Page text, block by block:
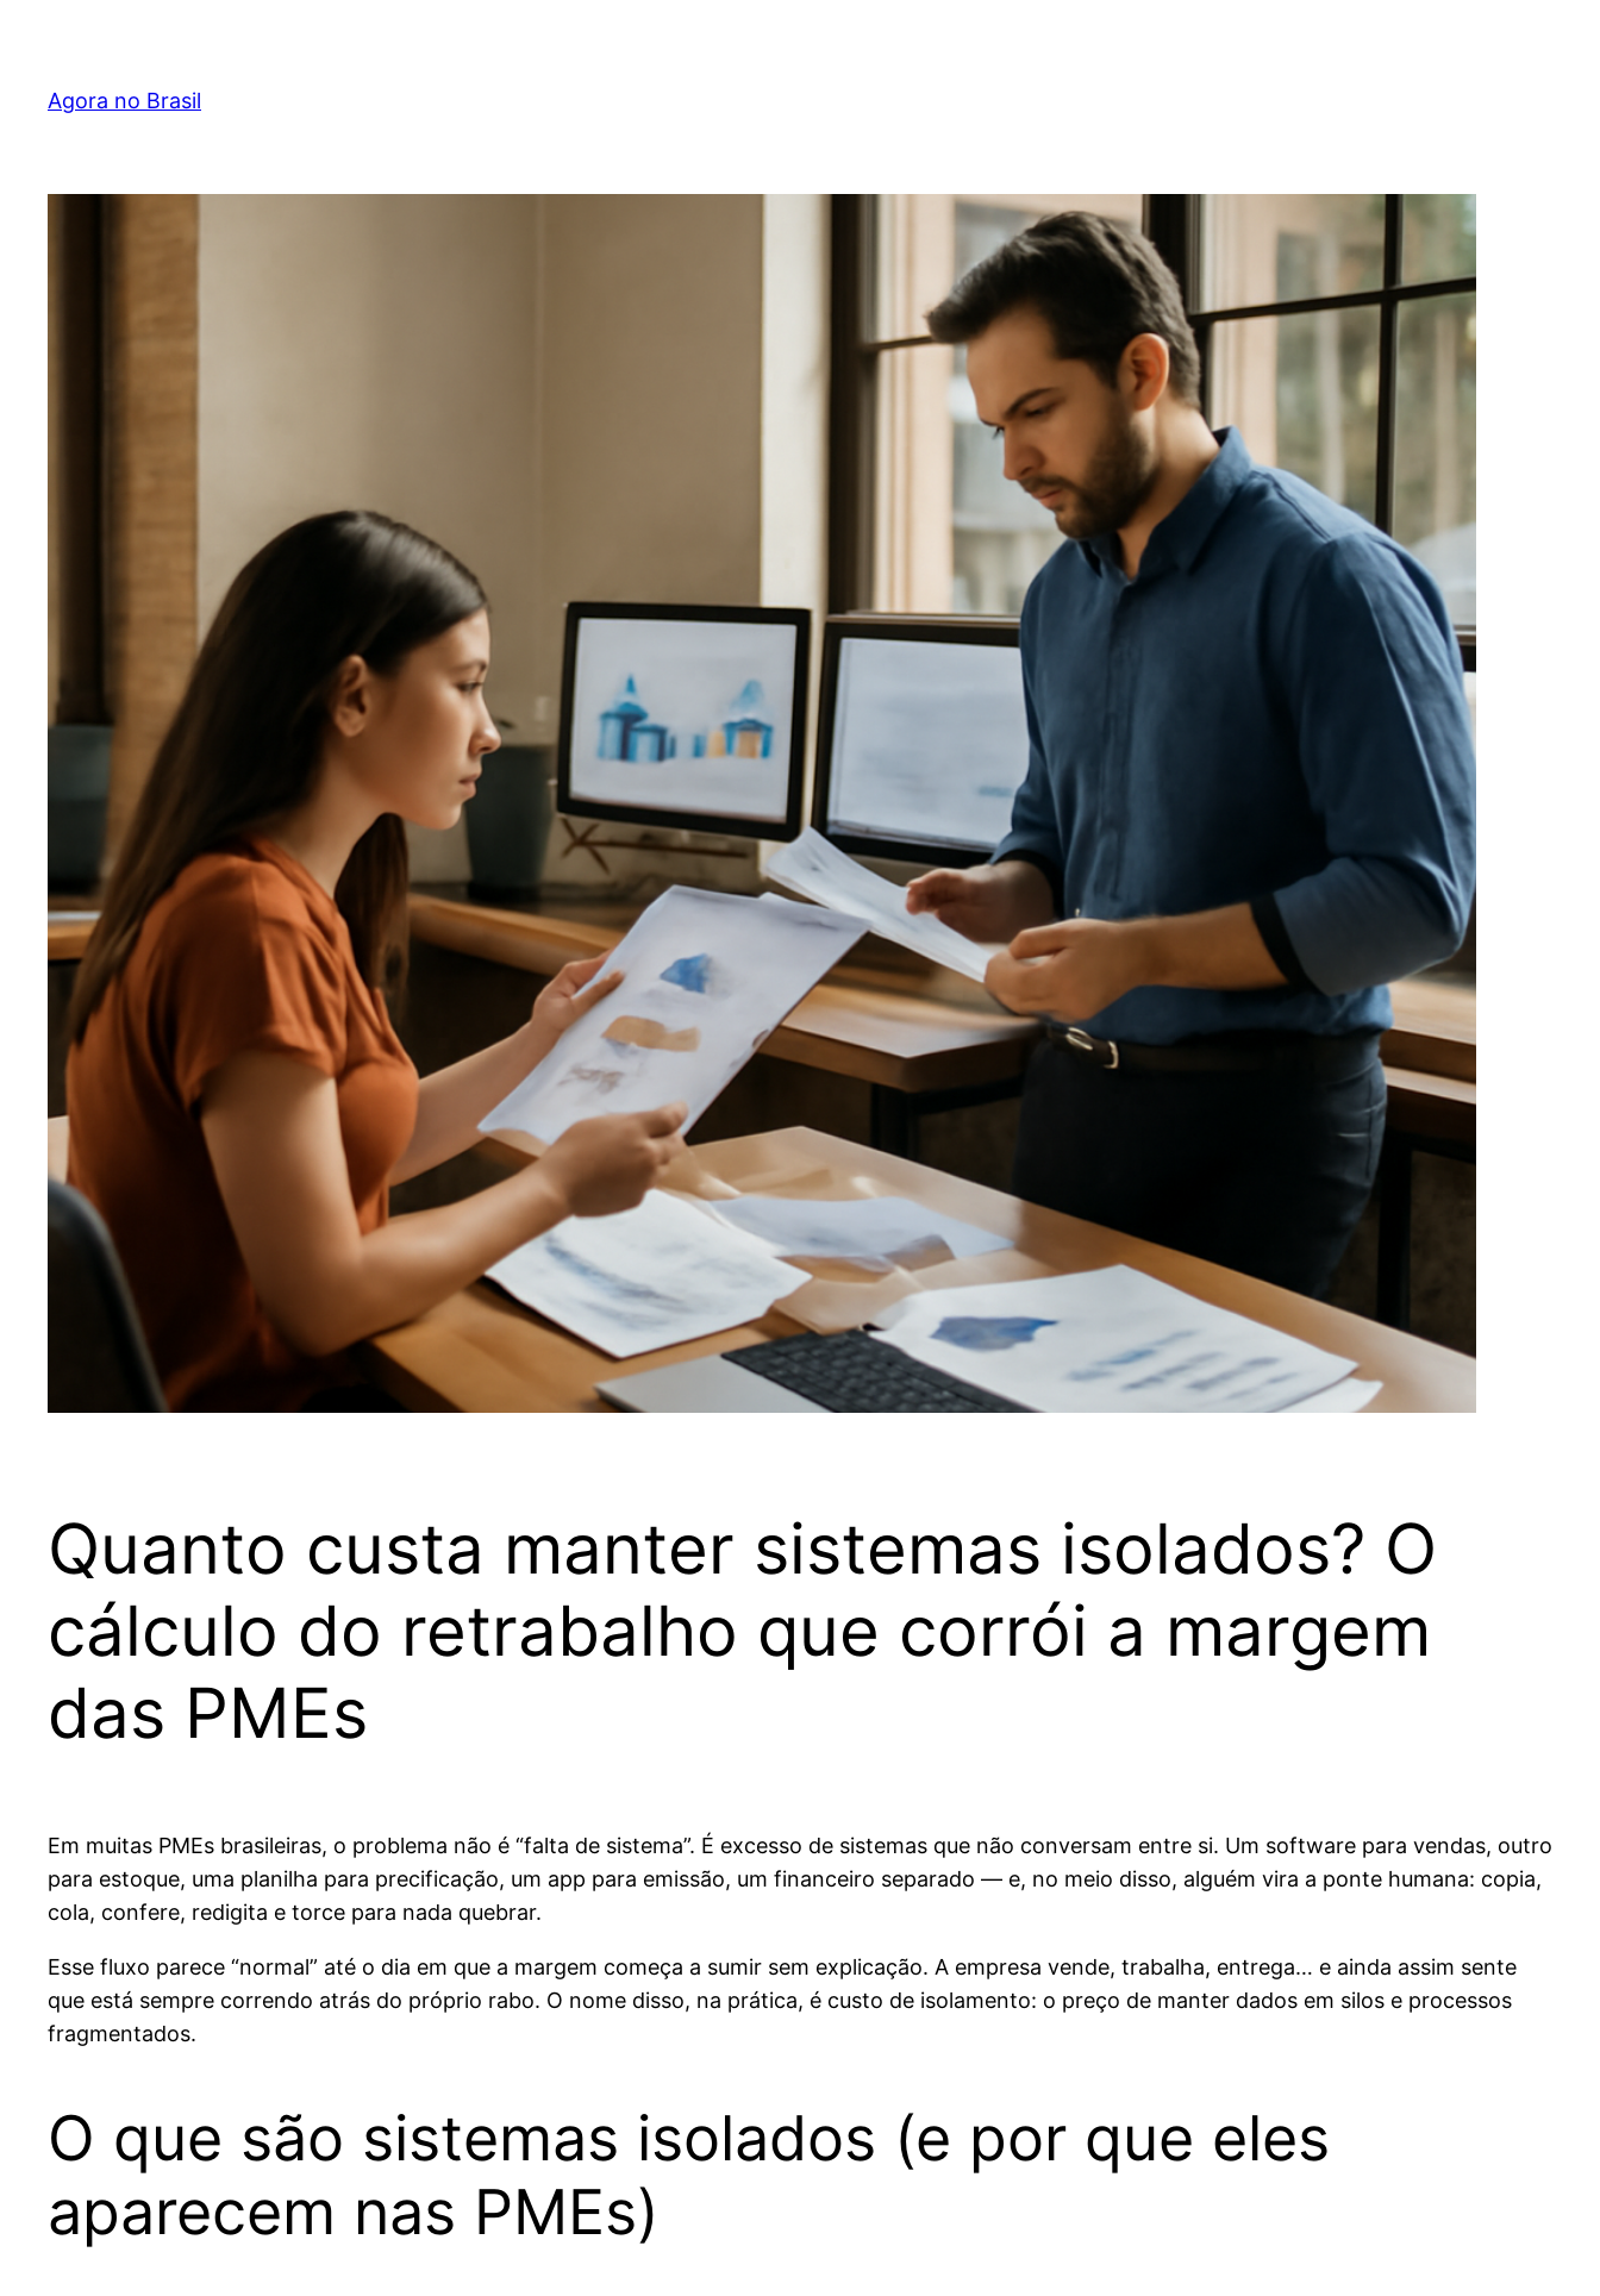
Agora no Brasil
Quanto custa manter sistemas isolados? O
cálculo do retrabalho que corrói a margem
das PMEs
Em muitas PMEs brasileiras, o problema não é “falta de sistema”. É excesso de sistemas que não conversam entre si. Um software para vendas, outro
para estoque, uma planilha para precificação, um app para emissão, um financeiro separado — e, no meio disso, alguém vira a ponte humana: copia,
cola, confere, redigita e torce para nada quebrar.
Esse fluxo parece “normal” até o dia em que a margem começa a sumir sem explicação. A empresa vende, trabalha, entrega… e ainda assim sente
que está sempre correndo atrás do próprio rabo. O nome disso, na prática, é custo de isolamento: o preço de manter dados em silos e processos
fragmentados.
O que são sistemas isolados (e por que eles
aparecem nas PMEs)